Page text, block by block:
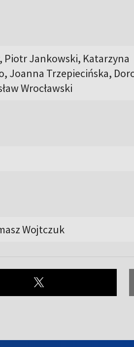
Piotr Jankowski, Katarzyna
Joanna Trzepiecińska,
Wrocławski
Wojtczuk